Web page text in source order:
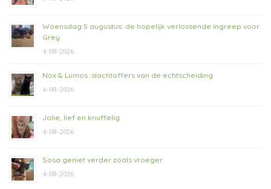
Woensdag 5 augustus: de hopelijk verlossende ingreep voor
Grey
4-08-2026
Nox & Lumos :slachtoffers van de echtscheiding
4-08-2026
Jolie, lief en knuffelig
4-08-2026
Sosa geniet verder zoals vroeger
4-08-2026